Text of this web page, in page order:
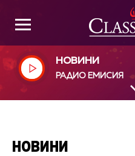
НОВИНИ
РАДИО ЕМИСИЯ
НОВИНИ